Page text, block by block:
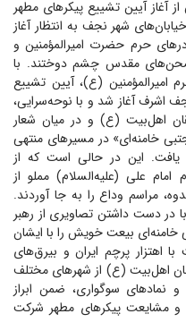
آغاز آیین تشییع پیکر‌های مطهر
شهر نجف به انتظار آغاز
حرم حضرت امیرالمؤمنین و
صحن‌های مقدس چشم دوختند. با
امیرالمؤمنین (ع)، آیین تشییع
اشرف آغاز شد و با نوحه‌سرایی،
اهل‌بیت (ع) و در میان شعار
خامنه‌ای» در مسیر‌های منتهی
یافت. این در حالی است که از
علی (علیه‌السلام) مملو از
مراسم وداع را به جا آوردند.
در دست داشتن تصاویری از رهبر
خامنه‌ای بیعت خویش را با ایشان
اهتزار پرچم ایران و بیرق‌های
اهل‌بیت (ع) از شهر‌های مختلف
نماد‌های سوگواری، ضمن ابراز
و مشایعت پیکر‌های مطهر شرکت